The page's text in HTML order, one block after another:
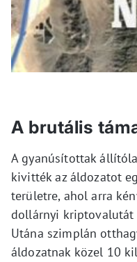
A brutális
A gyanúsítottak
kivitték az áldozatot
területre, ahol arra
dollárnyi kriptovalutát
Utána szimplán
áldozatnak közel 10